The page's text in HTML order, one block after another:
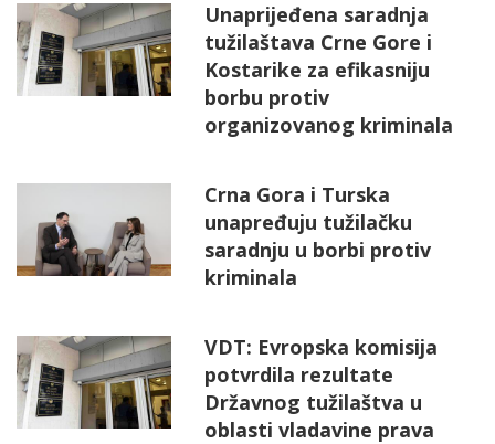
Unaprijeđena saradnja
tužilaštava Crne Gore i
Kostarike za efikasniju
borbu protiv
organizovanog kriminala
Crna Gora i Turska
unapređuju tužilačku
saradnju u borbi protiv
kriminala
VDT: Evropska komisija
potvrdila rezultate
Državnog tužilaštva u
oblasti vladavine prava